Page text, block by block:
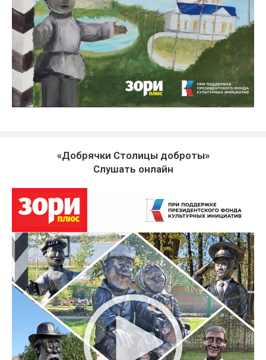
«Добрячки Столицы доброты»
Слушать онлайн